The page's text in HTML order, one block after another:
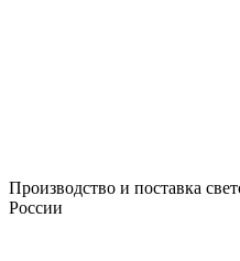
Производство и поставка
России